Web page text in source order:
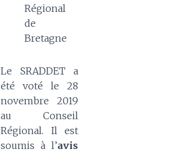
Régional
de
Bretagne
Le SRADDET a
été voté le 28
novembre 2019
au Conseil
Régional. Il est
soumis à l’avis